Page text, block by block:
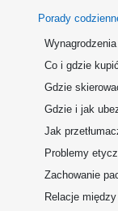
Porady
Co i gdzie
Gdzie
Gdzie i jak
Jak
Problemy
Zachowanie
Relacje